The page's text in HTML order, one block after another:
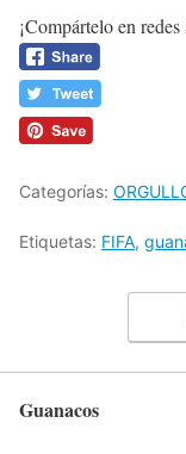
¡Compártelo en redes
Categorías:
Etiquetas: FIFA,
Guanacos